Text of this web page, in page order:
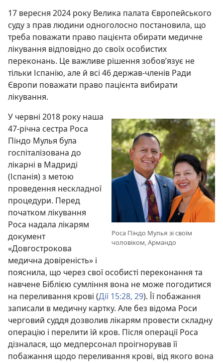
17 вересня 2024 року Велика палата Європейського
суду з прав людини одноголосно постановила, що
треба поважати право пацієнта обирати медичне
лікування відповідно до своїх особистих
переконань. Це важливе рішення зобов’язує не
тільки Іспанію, але й всі 46 держав-членів Ради
Європи поважати право пацієнта вибирати
лікування.
Роса Піндо Мулья зі своїм
чоловіком, Армандо
У червні 2018 року наша
47-річна сестра Роса
Піндо Мулья була
госпіталізована до
лікарні в Мадриді
(Іспанія) з метою
проведення нескладної
процедури. Перед
початком лікування
Роса надала лікарям
документ
«Довгострокова
медична довіреність» і
пояснила, що через свої особисті переконання та
навчене Біблією сумління вона не може погодитися
на переливання крові (Дії 15:28, 29). Її побажання
записали в медичну картку. Але без відома Роси
черговий суддя дозволив лікарям провести складну
операцію і перелити їй кров. Після операції Роса
дізналася, що медперсонал проігнорував її
побажання щодо переливання крові, від якого вона